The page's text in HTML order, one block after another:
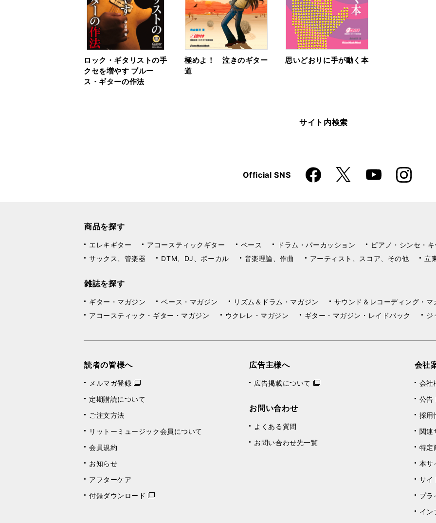
ロック・ギタリストの手
クセを増やす ブルー
ス・ギターの作法
極めよ！ 泣きのギター
道
思いどおりに手が動く本
サイト内検索
Official SNSFaceboo
k
X YouTube Instagra
m
商品を探す
エレキギター アコースティックギター ベース ドラム・パーカッション ピアノ・シンセ・キ
サックス、管楽器
DTM、DJ、ボーカル 音楽理論、作曲 アーティスト、スコア、その他 立
雑誌を探す
ギター・マガジン ベース・マガジン リズム＆ドラム・マガジン
サウンド＆レコーディング・マ
アコースティック・ギター・マガジン
ウクレレ・マガジン ギター・マガジン・レイドバック ジ
読者の皆様へ
メルマガ登録
定期購読について
ご注文方法
リットーミュージック会員について
会員規約
お知らせ
アフターケア
付録ダウンロード
広告主様へ
広告掲載について
お問い合わせ
よくある質問
お問い合わせ先一覧
会社
会社
公告
採用
関連
特定
本サ
サイ
プラ
イン